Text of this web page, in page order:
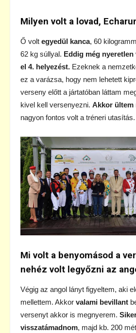
Milyen volt a lovad,
Ő volt egyedül kanca, 60
62 kg súllyal. Eddig még
el 4. helyezést. Ezeknek a
ez a varázsa, hogy nem lehetett
verseny előtt a jártatóban láttam
kivel kell versenyezni. Akkor ültem
nagyon fontos volt a tréneri utasítás.
Mi volt a benyomásod a
nehéz volt legyőzni az
Végig az angol lányt figyeltem, aki
mellettem. Akkor valami bevillant
versenyt akkor is megnyerem.
visszatámadnom, majd kb. 200